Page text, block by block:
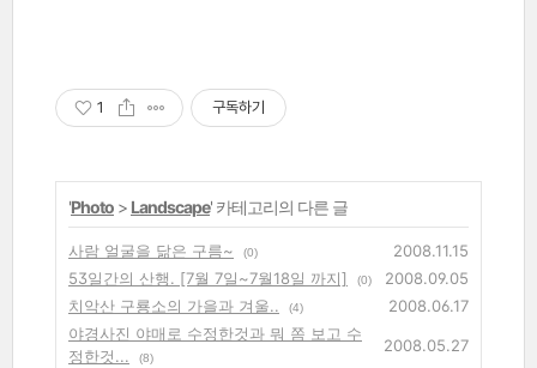
1 구독하기
'Photo > Landscape' 카테고리의 다른 글
사람 얼굴을 닮은 구름~ (0)
2008.11.15
53일간의 산행. [7월 7일~7월18일 까지]
(0)
2008.09.05
치악산 구룡소의 가을과 겨울..
(4)
2008.06.17
야경사진 야매로 수정한것과 뭐 쫌 보고 수
정한것...
(8)
2008.05.27